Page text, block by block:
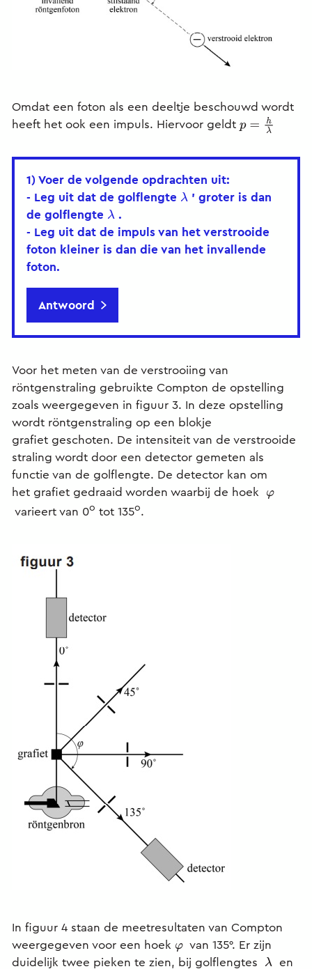
Omdat een foton als een deeltje beschouwd wordt
heeft het ook een impuls. Hiervoor geldt p =h λ
1) Voer de volgende opdrachten uit:
- Leg uit dat de golflengte λ ’ groter is dan
de golflengte λ .
- Leg uit dat de impuls van het verstrooide
foton kleiner is dan die van het invallende
foton.
Antwoord
Voor het meten van de verstrooiing van
röntgenstraling gebruikte Compton de opstelling
zoals weergegeven in figuur 3. In deze opstelling
wordt röntgenstraling op een blokje
grafiet geschoten. De intensiteit van de verstrooide
straling wordt door een detector gemeten als
functie van de golflengte. De detector kan om
het grafiet gedraaid worden waarbij de hoek
φ
varieert van 0o tot 135o.
In figuur 4 staan de meetresultaten van Compton
weergegeven voor een hoek φ van 135°. Er zijn
duidelijk twee pieken te zien, bij golflengtes
λ en